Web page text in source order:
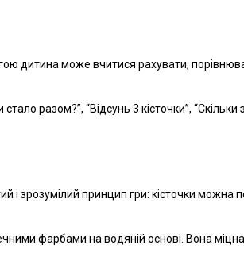
дитина може вчитися рахувати,
разом?”, “Відсунь 3 кісточки”,
зрозумілий принцип гри: кісточки можна
фарбами на водяній основі. Вона